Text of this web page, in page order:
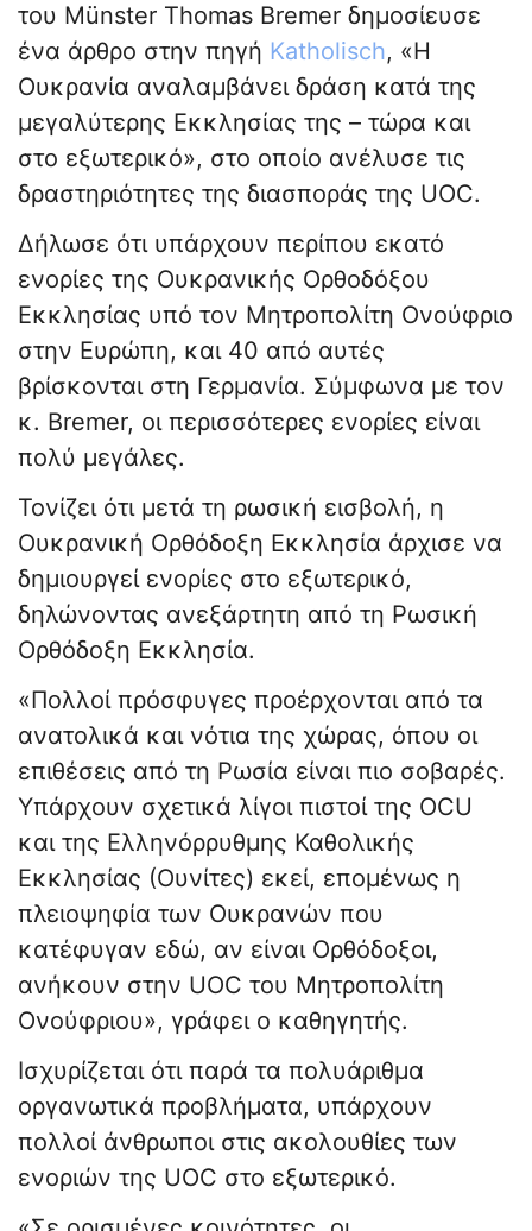
του Münster Thomas Bremer δημοσίευσε
ένα άρθρο στην πηγή Katholisch, «Η
Ουκρανία αναλαμβάνει δράση κατά της
μεγαλύτερης Εκκλησίας της – τώρα και
στο εξωτερικό», στο οποίο ανέλυσε τις
δραστηριότητες της διασποράς της UOC.
Δήλωσε ότι υπάρχουν περίπου εκατό
ενορίες της Ουκρανικής Ορθοδόξου
Εκκλησίας υπό τον Μητροπολίτη Ονούφριο
στην Ευρώπη, και 40 από αυτές
βρίσκονται στη Γερμανία. Σύμφωνα με τον
κ. Bremer, οι περισσότερες ενορίες είναι
πολύ μεγάλες.
Τονίζει ότι μετά τη ρωσική εισβολή, η
Ουκρανική Ορθόδοξη Εκκλησία άρχισε να
δημιουργεί ενορίες στο εξωτερικό,
δηλώνοντας ανεξάρτητη από τη Ρωσική
Ορθόδοξη Εκκλησία.
«Πολλοί πρόσφυγες προέρχονται από τα
ανατολικά και νότια της χώρας, όπου οι
επιθέσεις από τη Ρωσία είναι πιο σοβαρές.
Υπάρχουν σχετικά λίγοι πιστοί της OCU
και της Ελληνόρρυθμης Καθολικής
Εκκλησίας (Ουνίτες) εκεί, επομένως η
πλειοψηφία των Ουκρανών που
κατέφυγαν εδώ, αν είναι Ορθόδοξοι,
ανήκουν στην UOC του Μητροπολίτη
Ονούφριου», γράφει ο καθηγητής.
Ισχυρίζεται ότι παρά τα πολυάριθμα
οργανωτικά προβλήματα, υπάρχουν
πολλοί άνθρωποι στις ακολουθίες των
ενοριών της UOC στο εξωτερικό.